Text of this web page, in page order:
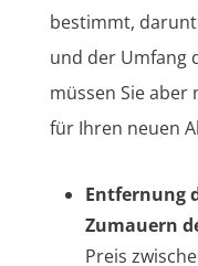
bestimmt,
und der Umfang
müssen Sie aber
für Ihren neuen
Entfernung
Zumauern
Preis